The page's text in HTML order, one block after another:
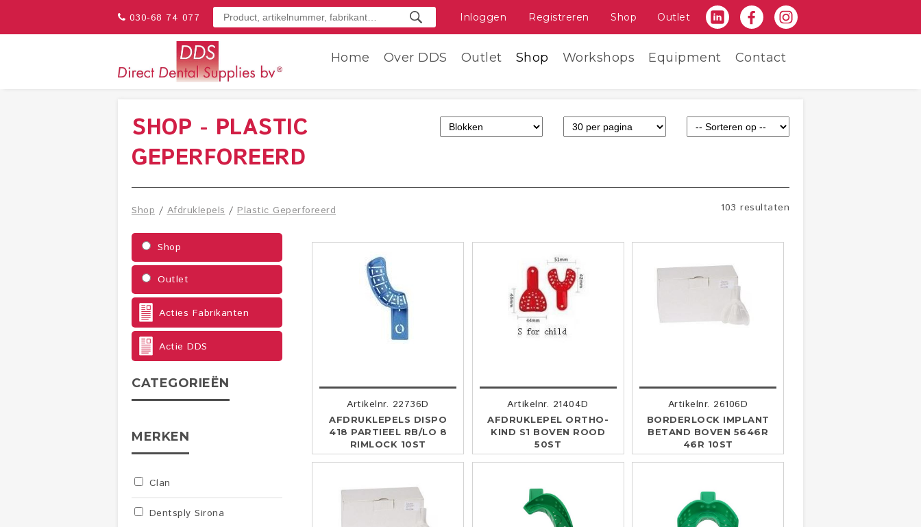
030-68 74 077 Inloggen Registreren Shop Outlet
Home Over DDS Outlet Shop Workshops Equipment Contact
SHOP - PLASTIC
GEPERFOREERD
103 resultaten
Shop /Afdruklepels/ Plastic Geperforeerd
Shop
Outlet
Acties Fabrikanten
Actie DDS
CATEGORIEËN
MERKEN
Clan
Dentsply Sirona
Artikelnr. 22736D
AFDRUKLEPELS DISPO
418 PARTIEEL RB/LO 8
RIMLOCK 10ST
Artikelnr. 21404D
AFDRUKLEPEL ORTHO-
KIND S1 BOVEN ROOD
50ST
Artikelnr. 26106D
BORDERLOCK IMPLANT
BETAND BOVEN 5646R
46R 10ST